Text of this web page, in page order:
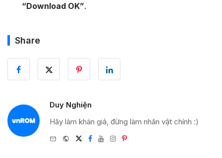
“Download OK”.
Share
Duy Nghiện
Hãy làm khán giả, đừng làm nhân vật chính :)
e-
WebsiteTwitter
Facebook
YoutubeInstagram
Pinterest